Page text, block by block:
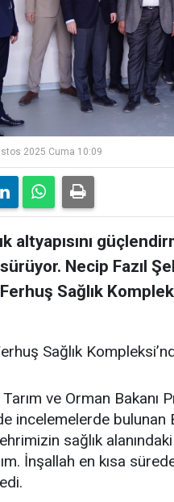
2025 Cuma 10:09
altyapısını
Necip Fazıl
Sağlık
Sağlık
ve Orman Bakanı
incelemelerde bulunan
sağlık
İnşallah en kısa